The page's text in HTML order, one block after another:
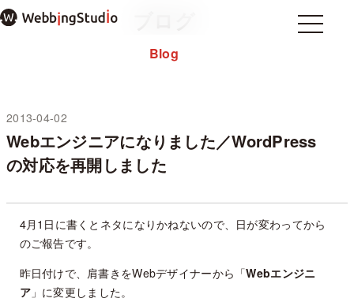
本
文
ッ
Menu
Blog
2013-04-02
未分類
Webエンジニアになりました／WordPress
の対応を再開しました
4月1日に書くとネタになりかねないので、日が変わってから
のご報告です。
昨日付けで、肩書きをWebデザイナーから「Webエンジニ
ア」に変更しました。
Menu
過去のブログ
お問い合わせ
プライバシーポリシー